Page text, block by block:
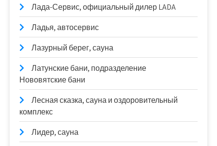
Лада-Сервис, официальный дилер LADA
Ладья, автосервис
Лазурный берег, сауна
Латунские бани, подразделение
Нововятские бани
Лесная сказка, сауна и оздоровительный
комплекс
Лидер, сауна